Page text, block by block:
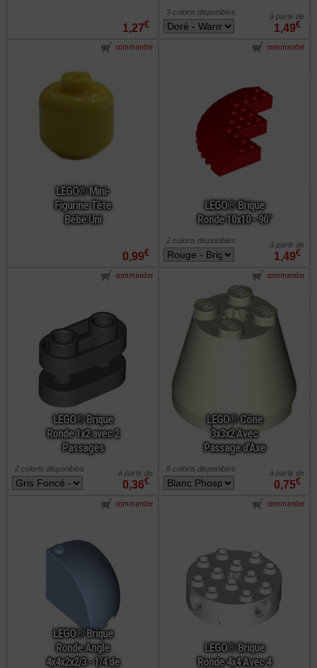
1,27€ 1,49€
à partir de
3 coloris disponibles
LEGO® Mini-
Figurine Tête
Bébé Uni
0,99€
commander
LEGO® Brique
Ronde 10x10 - 90°
1,49€
à partir de
commander
2 coloris disponibles
LEGO® Brique
Ronde 1x2 avec 2
Passages
0,36€
à partir de
commander
2 coloris disponibles
LEGO® Cône
3x3x2 Avec
Passage d'Axe
0,75€
à partir de
commander
8 coloris disponibles
LEGO® Brique
Ronde Angle
4x4x2x2/3 - 1/4 de
commander
LEGO® Brique
Ronde 4x4 Avec 4
commander